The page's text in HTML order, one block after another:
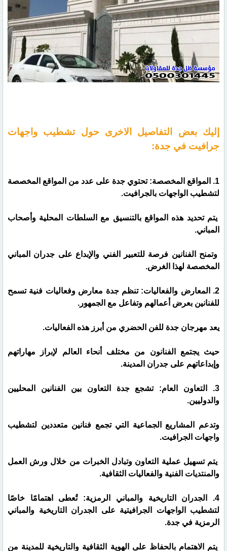
إليك بعض التفاصيل الاخرى حول تشطيب واجهات
جرافيت في جدة:
1. المواقع المخصصة: تحتوي جدة على عدد من المواقع المخصصة
لتشطيب الواجهات بالجرافيت.
يتم تحديد هذه المواقع بالتنسيق مع السلطات المحلية وأصحاب
المباني.
وتمنح الفنانين فرصة للتعبير الفني والإبداع على جدران المباني
المخصصة لهذا الغرض.
2. المعارض والفعاليات: تنظم جدة معارض وفعاليات فنية تسمح
للفنانين بعرض أعمالهم وتفاعل مع الجمهور.
يعد مهرجان جدة للفن الحضري من أبرز هذه الفعاليات.
حيث يجتمع الفنانون من مختلف أنحاء العالم لإبراز مهاراتهم
وإبداعاتهم على جدران المدينة.
3. التعاون العام: تشجع جدة التعاون بين الفنانين المحليين
والدوليين.
وتدعم المشاريع الجماعية التي تجمع فنانين متعددين لتشطيب
واجهات الجرافيت.
يتم تسهيل عملية التعاون وتبادل الخبرات من خلال ورش العمل
والمنتديات الفنية والفعاليات الثقافية.
4. الجدران التاريخية والمباني الرمزية: تُعطى اهتمامًا خاصًا
لتشطيب الواجهات الجرافيتية على الجدران التاريخية والمباني
الرمزية في جدة.
يتم الاهتمام بالحفاظ على الهوية الثقافية والتاريخية للمدينة من